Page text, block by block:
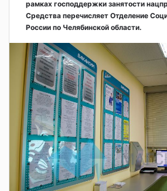
рамках господдержки занятости
Средства перечисляет Отделение
России по Челябинской области.